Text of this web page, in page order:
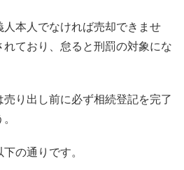
人本人でなければ売却できませ
れており、怠ると刑罰の対象にな
り出し前に必ず相続登記を完了
の通りです。